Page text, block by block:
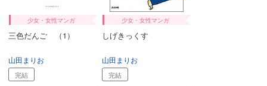
少女・女性マンガ
三色だんご （1）
山田まりお
完結
少女・女性マンガ
しげきっくす
山田まりお
完結